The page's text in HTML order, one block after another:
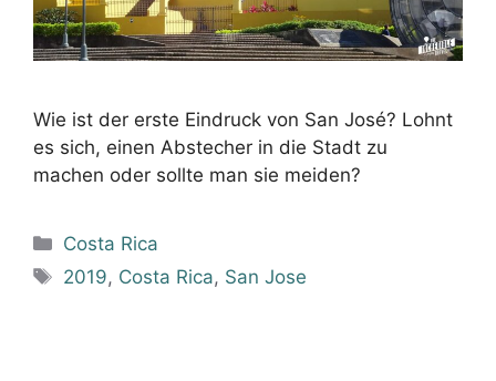
Wie ist der erste Eindruck von San José? Lohnt
es sich, einen Abstecher in die Stadt zu
machen oder sollte man sie meiden?
Kategorien
Costa Rica
Schlagwörter
2019, Costa Rica, San Jose